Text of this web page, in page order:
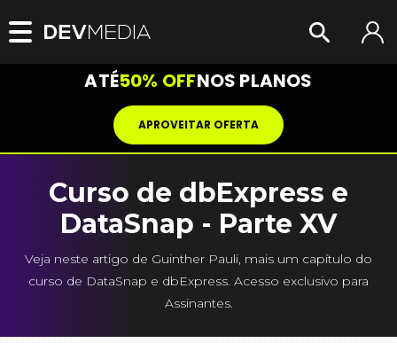
ATÉ50% OFFNOS PLANOS
APROVEITAR OFERTA
Curso de dbExpress e
DataSnap - Parte XV
Veja neste artigo de Guinther Pauli, mais um capítulo do
curso de DataSnap e dbExpress. Acesso exclusivo para
Assinantes.